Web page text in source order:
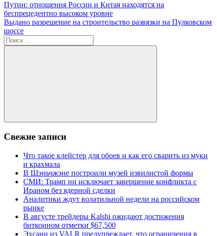
Навигация
по
записям
Предыдущая
запись:
Путин: отношения России и Китая находятся на
беспрецедентно высоком уровне
Следующая
запись:
Выдано разрешение на строительство развязки на Пулковском
шоссе
Поиск
для:
Поиск
Свежие записи
Что такое клейстер для обоев и как его сварить из муки
и крахмала
В Шэньчжэне построили музей извилистой формы
СМИ: Трамп ни исключает завершение конфликта с
Ираном без ядерной сделки
Аналитики ждут волатильной недели на российском
рынке
В августе трейдеры Kalshi ожидают достижения
биткоином отметки $67,500
Эхсани из VALR предупреждает, что ограничения в